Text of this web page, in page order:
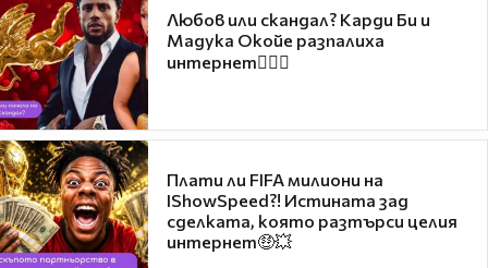
Любов или скандал? Карди Би и
Мадука Окойе разпалиха
интернет❤️‍🔥🔥
Плати ли FIFA милиони на
IShowSpeed?! Истината зад
сделката, която разтърси целия
интернет🤑💥